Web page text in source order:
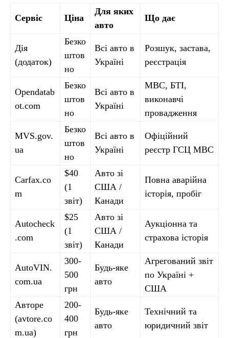
Сервіс Ціна
Для яких
авто
Що дає
Дія
(додаток)
Безко
штов
но
Всі авто в
Україні
Розшук, застава,
реєстрація
Opendatab
ot.com
Безко
штов
но
Всі авто в
Україні
МВС, БТІ,
виконавчі
провадження
MVS.gov.
ua
Безко
штов
но
Всі авто в
Україні
Офіційний
реєстр ГСЦ МВС
Carfax.co
m
$40
(1
звіт)
Авто зі
США /
Канади
Повна аварійна
історія, пробіг
Autocheck
.com
$25
(1
звіт)
Авто зі
США /
Канади
Аукціонна та
страхова історія
AutoVIN.
com.ua
300-
500
грн
Будь-яке
авто
Агрегований звіт
по Україні +
США
Авторе
(avtore.co
m.ua)
200-
400
грн
Будь-яке
авто
Технічний та
юридичний звіт